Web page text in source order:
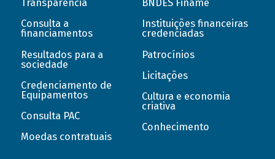
Transparência
Consulta a
financiamentos
Resultados para a
sociedade
Credenciamento de
Equipamentos
Consulta PAC
Moedas contratuais
BNDES Finame
Instituições financeiras
credenciadas
Patrocínios
Licitações
Cultura e economia
criativa
Conhecimento